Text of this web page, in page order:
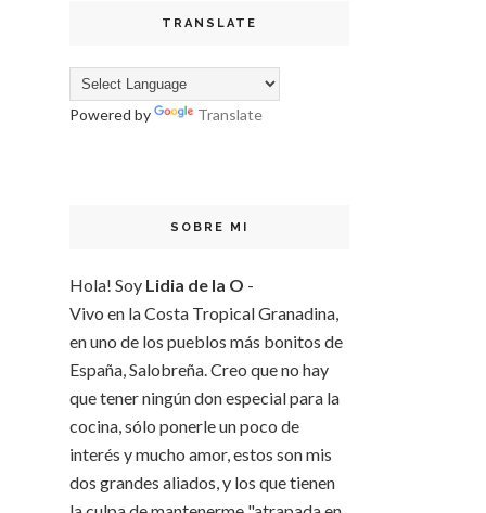
TRANSLATE
Powered by Translate
SOBRE MI
Hola! Soy Lidia de la O -
Vivo en la Costa Tropical Granadina,
en uno de los pueblos más bonitos de
España, Salobreña. Creo que no hay
que tener ningún don especial para la
cocina, sólo ponerle un poco de
interés y mucho amor, estos son mis
dos grandes aliados, y los que tienen